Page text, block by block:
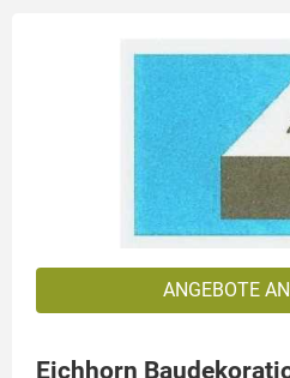
ANGEBOTE
Eichhorn